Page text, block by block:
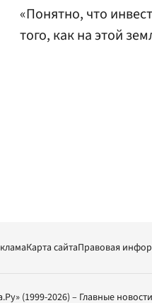
«Понятно, что
того, как на этой
Карта сайтаПравовая
(1999-2026) – Главные